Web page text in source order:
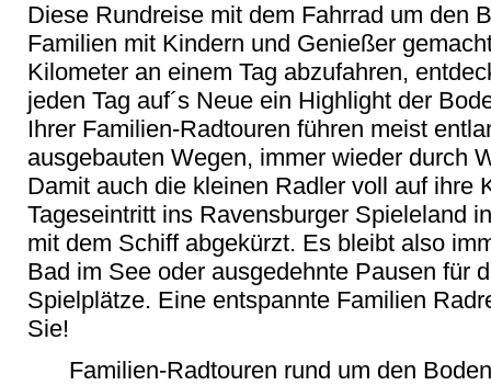
Diese Rundreise mit dem Fahrrad um den
Familien mit Kindern und Genießer
Kilometer an einem Tag abzufahren,
jeden Tag auf´s Neue ein Highlight der
Ihrer Familien-Radtouren führen meist
ausgebauten Wegen, immer wieder durch
Damit auch die kleinen Radler voll auf ihre
Tageseintritt ins Ravensburger Spieleland
mit dem Schiff abgekürzt. Es bleibt also
Bad im See oder ausgedehnte Pausen für
Spielplätze. Eine entspannte Familien
Sie!
Familien-Radtouren rund um den